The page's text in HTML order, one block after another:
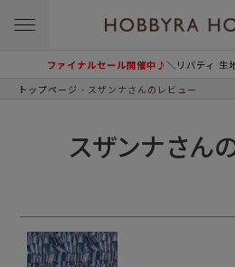
ファイナルセール開催中♪＼リバティ 生
トップページ スザンナさんのレビュー
スザンナさん